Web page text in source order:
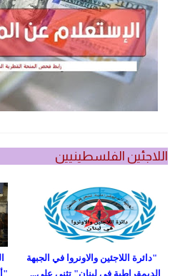
اللاجئين الفلسطينيين
"دائرة اللاجئين والاونروا في الجبهة
الديمقراطية في لبنان" تثني على...